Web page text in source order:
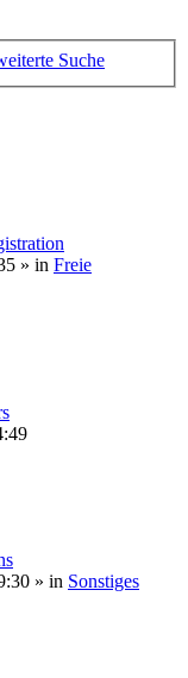
Suche
» in Freie
» in Sonstiges